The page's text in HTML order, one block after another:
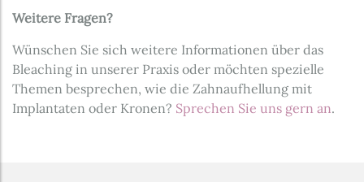
Weitere Fragen?
Wünschen Sie sich weitere Informationen über das
Bleaching in unserer Praxis oder möchten spezielle
Themen besprechen, wie die Zahnaufhellung mit
Implantaten oder Kronen? Sprechen Sie uns gern an.